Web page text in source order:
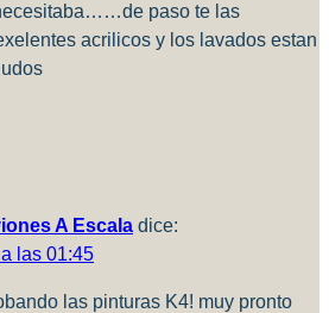
paso te las
acrilicos y los lavados estan
A Escala dice:
las 01:45
las pinturas K4! muy pronto